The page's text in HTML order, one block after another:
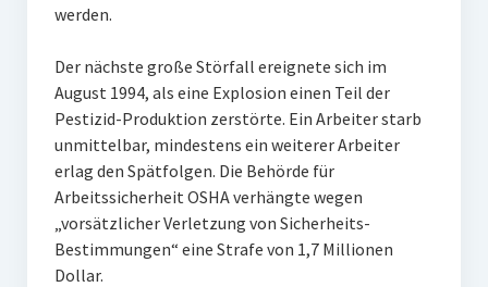
werden.
Der nächste große Störfall ereignete sich im
August 1994, als eine Explosion einen Teil der
Pestizid-Produktion zerstörte. Ein Arbeiter starb
unmittelbar, mindestens ein weiterer Arbeiter
erlag den Spätfolgen. Die Behörde für
Arbeitssicherheit OSHA verhängte wegen
„vorsätzlicher Verletzung von Sicherheits-
Bestimmungen“ eine Strafe von 1,7 Millionen
Dollar.